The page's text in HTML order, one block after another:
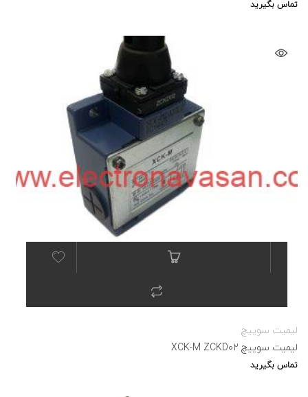
تماس بگیرید
لیمیت سوییچ
لیمیت سوییچ XCK-M ZCKD02
تماس بگیرید